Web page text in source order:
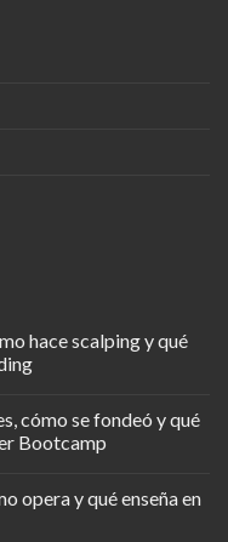
hace scalping y qué
cómo se fondeó y qué
Bootcamp
opera y qué enseña en